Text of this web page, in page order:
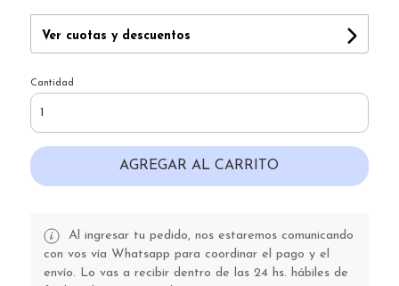
Ver cuotas y descuentos
Cantidad
AGREGAR AL CARRITO
Al ingresar tu pedido, nos estaremos comunicando
con vos vía Whatsapp para coordinar el pago y el
envío. Lo vas a recibir dentro de las 24 hs. hábiles de